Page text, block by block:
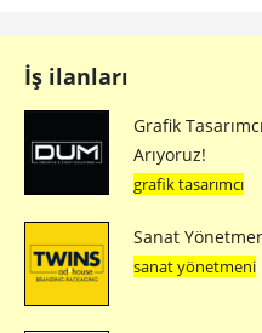
İş ilanları
Grafik
Arıyoruz!
grafik tasarımcı
Sanat
sanat yönetmeni